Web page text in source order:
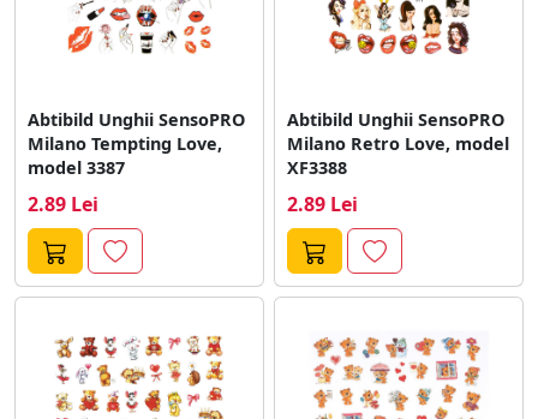
Abtibild Unghii SensoPRO
Milano Tempting Love,
model 3387
2.89 Lei
Abtibild Unghii SensoPRO
Milano Retro Love, model
XF3388
2.89 Lei